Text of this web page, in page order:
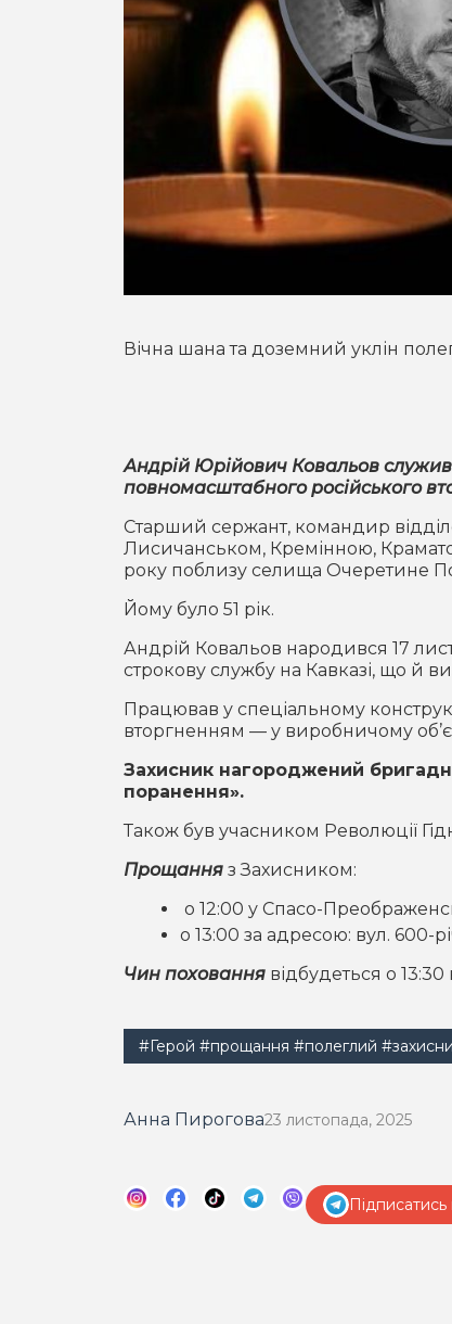
Вічна шана та доземний уклін
Андрій Юрійович Ковальов служив
повномасштабного російського
Старший сержант, командир
Лисичанськом, Кремінною,
року поблизу селища Очеретине
Йому було 51 рік.
Андрій Ковальов народився 17
строкову службу на Кавказі, що й
Працював у спеціальному
вторгненням — у виробничому
Захисник нагороджений
поранення».
Також був учасником Революції
Прощання з Захисником:
о 12:00 у Спасо-
о 13:00 за адресою: вул. 600-
Чин поховання відбудеться о
#Герой #прощання #полеглий
Анна Пирогова23 листопада, 2025